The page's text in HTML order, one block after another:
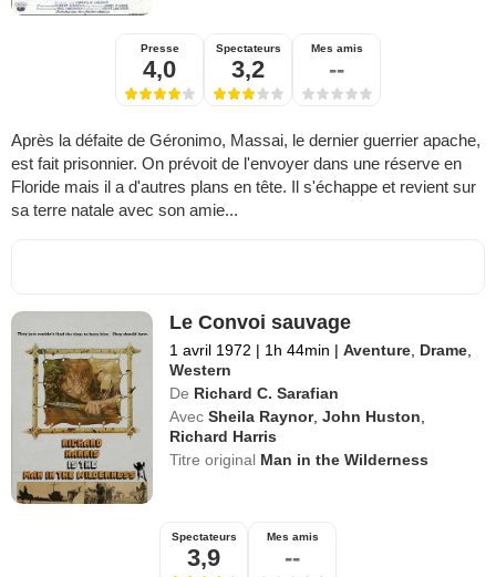
Presse
4,0
Spectateurs
3,2
Mes amis
--
Après la défaite de Géronimo, Massai, le dernier guerrier apache,
est fait prisonnier. On prévoit de l'envoyer dans une réserve en
Floride mais il a d'autres plans en tête. Il s'échappe et revient sur
sa terre natale avec son amie...
Le Convoi sauvage
1 avril 1972 | 1h 44min | Aventure Drame
Western
De Richard C. Sarafian
Avec Sheila Raynor,John Huston
Richard Harris
Titre original Man in the Wilderness
Spectateurs
3,9
Mes amis
--